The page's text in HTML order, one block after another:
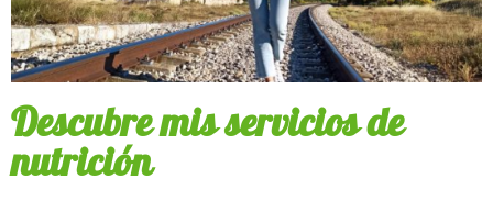
Descubre mis servicios de
nutrición